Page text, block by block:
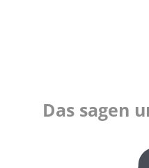
Das sagen